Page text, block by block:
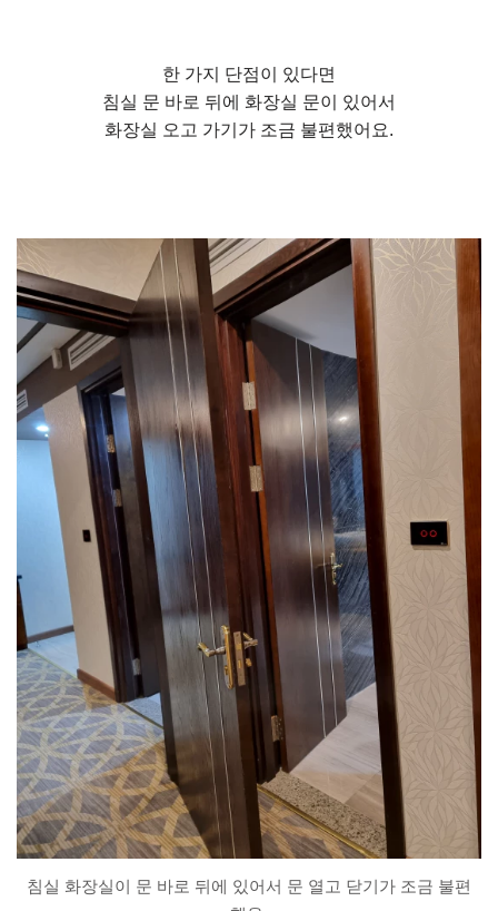
한 가지 단점이 있다면
침실 문 바로 뒤에 화장실 문이 있어서
화장실 오고 가기가 조금 불편했어요.
침실 화장실이 문 바로 뒤에 있어서 문 열고 닫기가 조금 불편